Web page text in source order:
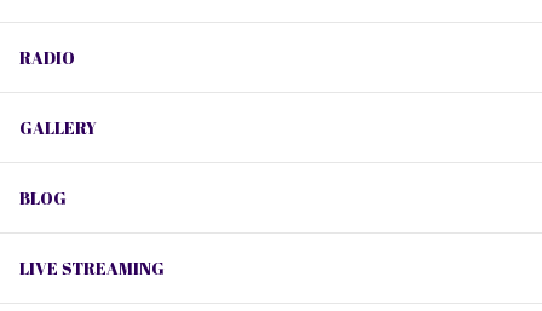
RADIO
GALLERY
BLOG
LIVE STREAMING